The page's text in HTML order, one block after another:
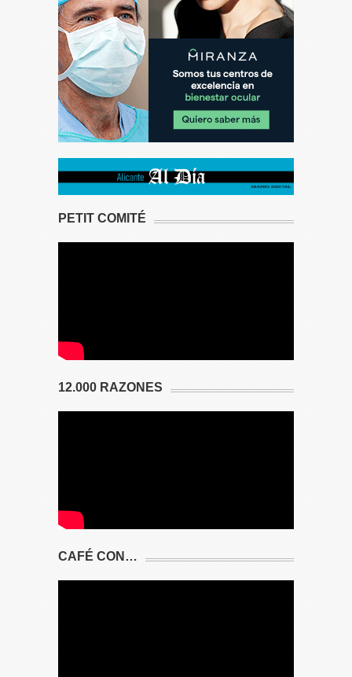
PETIT COMITÉ
12.000 RAZONES
CAFÉ CON…